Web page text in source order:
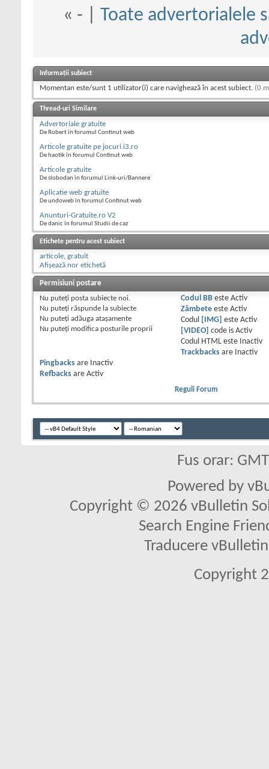
« - | Toate advertorialele
Informații subiect
Momentan este/sunt 1 utilizator(i) care navighează în acest subiect. (0
Thread-uri Similare
Advertoriale gratuite
De Robert în forumul Continut web
Articole gratuite pe jocuri.i3.ro
De haotik în forumul Continut web
Articole gratuite
De slobodan în forumul Link-uri/Bannere
Aplicatie web gratuite
De undoweb în forumul Continut web
Anunturi-Gratuite.ro V2
De danic în forumul Studii de caz
Etichete pentru acest subiect
articole, gratuit
Afișează nor etichetă
Permisiuni postare
Nu puteţi posta subiecte noi.
Nu puteţi răspunde la subiecte
Nu puteţi adăuga ataşamente
Nu puteţi modifica posturile proprii
Codul BBeste Activ
Zâmbeteeste Activ
Codul
[IMG] este Activ
[VIDEO] code is Activ
Codul HTML este
Inactiv
Trackbacksare
Inactiv
Pingbacks are
Inactiv
Refbacks are Activ
Reguli Forum
Fus orar:
Powered by
Copyright © 2026 vBulletin
Search Engine
Traducere
Copyright